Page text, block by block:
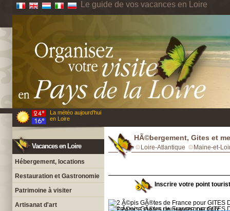
Le guide de vos vacances en Loire
La météo aujourd'hui
en Loire
Vacances en Loire
Hébergement, locations
Restauration et Gastronomie
Patrimoine à visiter
Artisanat d'art
HÃ©bergement, Gites et
Loire-Atlantique Maine-et-
Inscrire votre point